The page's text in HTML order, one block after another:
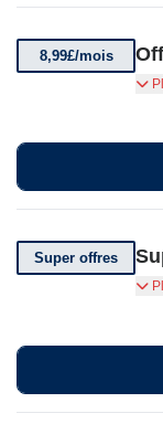
8,99£/mois
Super offres